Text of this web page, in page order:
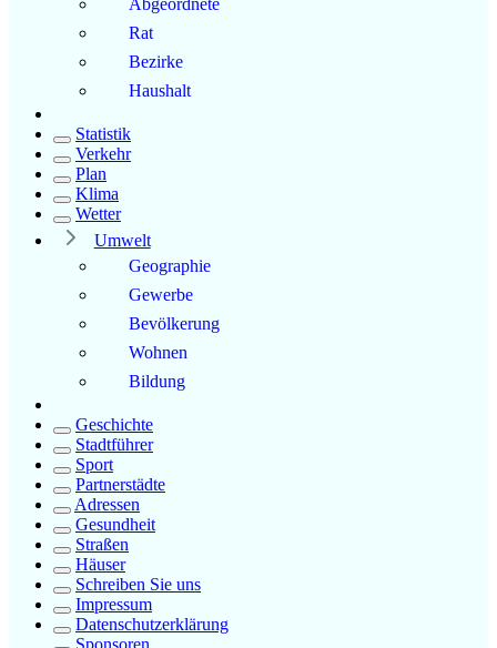
Rat
Bezirke
Haushalt
Statistik
Verkehr
Plan
Klima
Wetter
Umwelt
Geographie
Gewerbe
Bevölkerung
Wohnen
Bildung
Geschichte
Stadtführer
Sport
Partnerstädte
Adressen
Gesundheit
Straßen
Häuser
Schreiben Sie uns
Impressum
Datenschutzerklärung
Sponsoren